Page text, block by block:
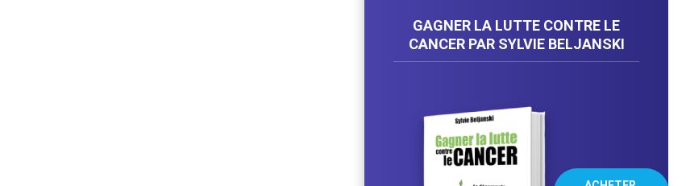
GAGNER LA LUTTE CONTRE LE
CANCER PAR SYLVIE BELJANSKI